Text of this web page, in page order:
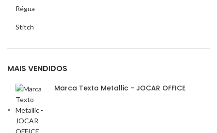
Régua
Stitch
MAIS VENDIDOS
Marca Texto Metallic - JOCAR OFFICE